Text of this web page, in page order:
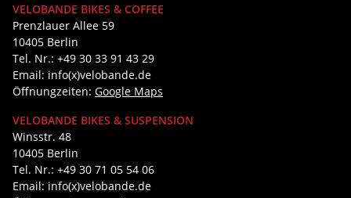
VELOBANDE BIKES & COFFEE
Prenzlauer Allee 59
10405 Berlin
Tel. Nr.: +49 30 33 91 43 29
Email: info(x)velobande.de
Öffnungzeiten: Google Maps
VELOBANDE BIKES & SUSPENSION
Winsstr. 48
10405 Berlin
Tel. Nr.: +49 30 71 05 54 06
Email: info(x)velobande.de